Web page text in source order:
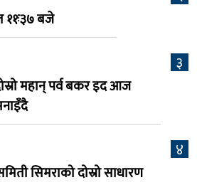
७ क्यालगरी नेपाली मेला
२०८३ श्रावण २, शनिबार
८
क्यालगरी नेपाली मेलाको
अस्मिताको बेजोड प्रस्तुती रहने
११ः३७ बजे
३
महान् पर्व बकर इद आज
४
सिमराको दोस्रो साधारण